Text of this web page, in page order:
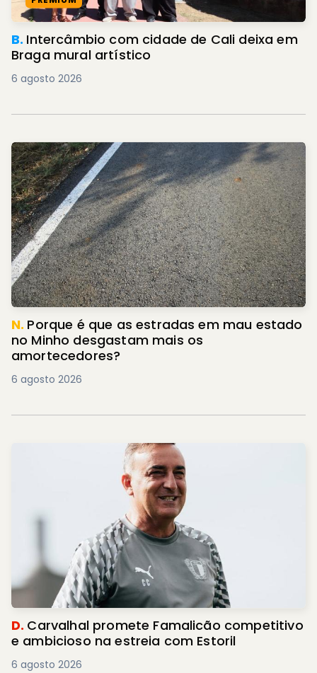
B. Intercâmbio com cidade de Cali deixa em
Braga mural artístico
6 agosto 2026
N. Porque é que as estradas em mau estado
no Minho desgastam mais os
amortecedores?
6 agosto 2026
D. Carvalhal promete Famalicão competitivo
e ambicioso na estreia com Estoril
6 agosto 2026